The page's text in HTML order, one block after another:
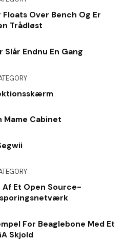
Over Bench Og Er
Trådløst
Slår Endnu En Gang
Mame Cabinet
Et Open Source-
For Beaglebone Med Et
Skjold